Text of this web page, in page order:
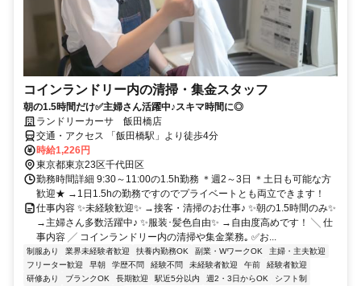
コインランドリー内の清掃・集金スタッフ
朝の1.5時間だけ✅主婦さん活躍中♪スキマ時間に◎
ランドリーカーサ 飯田橋店
交通・アクセス 「飯田橋駅」より徒歩4分
時給1,226円
東京都東京23区千代田区
勤務時間詳細 9:30～11:00の1.5h勤務 ＊週2～3日 ＊土日も可能な方
歓迎★ →1日1.5hの勤務ですのでプライベートとも両立できます！
仕事内容 ✨未経験歓迎✨ →接客・清掃のお仕事♪ ✨朝の1.5時間のみ✨
→主婦さん多数活躍中♪ ✨服装･髪色自由✨ →自由度高めです！ ╲ 仕
事内容 ╱ コインランドリー内の清掃や集金業務｡ ✅お...
制服あり 業界未経験者歓迎 扶養内勤務OK 副業・WワークOK
主婦・主夫歓迎
フリーター歓迎
早朝 学歴不問 経験不問 未経験者歓迎 午前
経験者歓迎
研修あり
ブランクOK 長期歓迎 駅近5分以内 週2・3日からOK
シフト制